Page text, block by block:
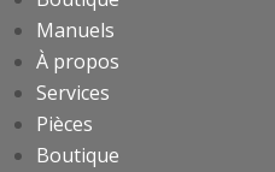
Manuels
À propos
Services
Pièces
Boutique